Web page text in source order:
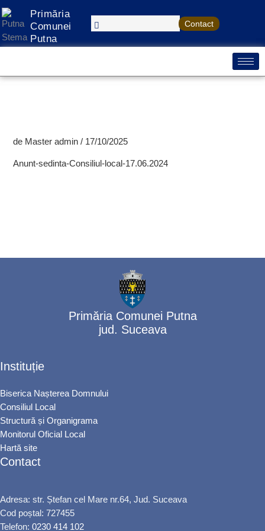
Treci
la
conținut
Primăria
Comunei
Putna
Contact
de Master admin/ 17/10/2025
Anunt-sedinta-Consiliul-local-17.06.2024
Primăria Comunei Putna
jud. Suceava
Instituție
Biserica Nașterea Domnului
Consiliul Local
Structură și Organigrama
Monitorul Oficial Local
Hartă site
Contact
Adresa: str. Ștefan cel Mare nr.64, Jud. Suceava
Cod poștal: 727455
Telefon: 0230 414 102